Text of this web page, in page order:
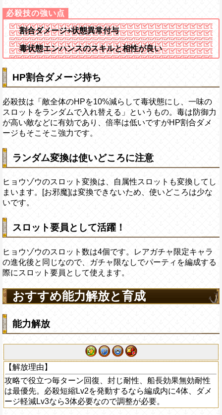
割合ダメージ+状態異常付与
毒状態エンハンスのスキルと相性が良い
HP割合ダメージ持ち
必殺技は「敵全体のHPを10%減らして毒状態にし、一味の
スロットをランダムで入れ替える」というもの。毒は防御力
が高い敵などに有効であり、倍率は低いですがHP割合ダメ
ージもそこそこ強力です。
ランダム変換は使いどころに注意
ヒョウゾウのスロット変換は、自属性スロットも変換してし
まいます。[お邪魔]は変換できないため、使いどころは少な
いです。
スロット要員として活躍！
ヒョウゾウのスロット数は4個です。レアガチャ限定キャラ
の進化後と同じなので、ガチャ限なしでパーティを編成する
際にスロット要員として使えます。
おすすめ能力解放と育成
能力解放
【解放理由】
攻略で役立つ毎ターン回復、封じ耐性、船長効果無効耐性
は最優先。必殺短縮Lv2を発動するなら編成内に4体、ダメ
ージ軽減Lv3なら3体必要なので調整が必要。